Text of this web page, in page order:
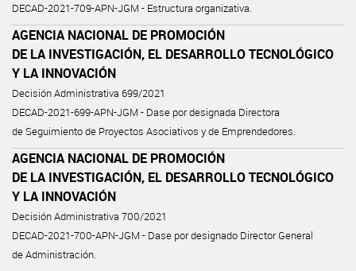
DECAD-2021-709-APN-JGM - Estructura organizativa.
AGENCIA NACIONAL DE PROMOCIÓN
DE LA INVESTIGACIÓN, EL DESARROLLO TECNOLÓGICO
Y LA INNOVACIÓN
Decisión Administrativa 699/2021
DECAD-2021-699-APN-JGM - Dase por designada Directora
de Seguimiento de Proyectos Asociativos y de Emprendedores.
AGENCIA NACIONAL DE PROMOCIÓN
DE LA INVESTIGACIÓN, EL DESARROLLO TECNOLÓGICO
Y LA INNOVACIÓN
Decisión Administrativa 700/2021
DECAD-2021-700-APN-JGM - Dase por designado Director General
de Administración.